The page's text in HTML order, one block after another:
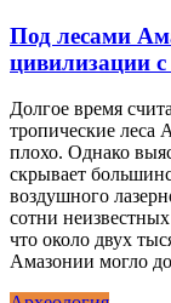
Под лесами
цивилизации
Долгое время
тропические леса
плохо. Однако
скрывает
воздушного
сотни
что около двух
Амазонии могло